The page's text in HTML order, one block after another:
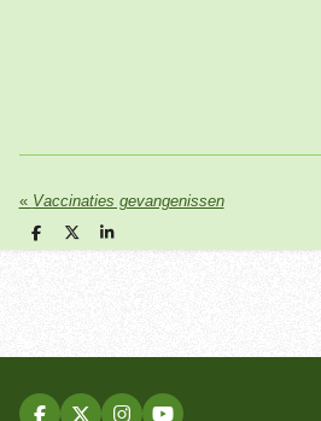
« Vaccinaties gevangenissen
D
e
D
e
S
h